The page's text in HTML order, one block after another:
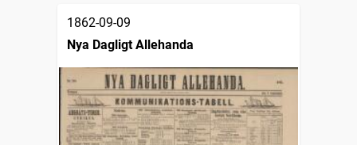
1862-09-09
Nya Dagligt Allehanda